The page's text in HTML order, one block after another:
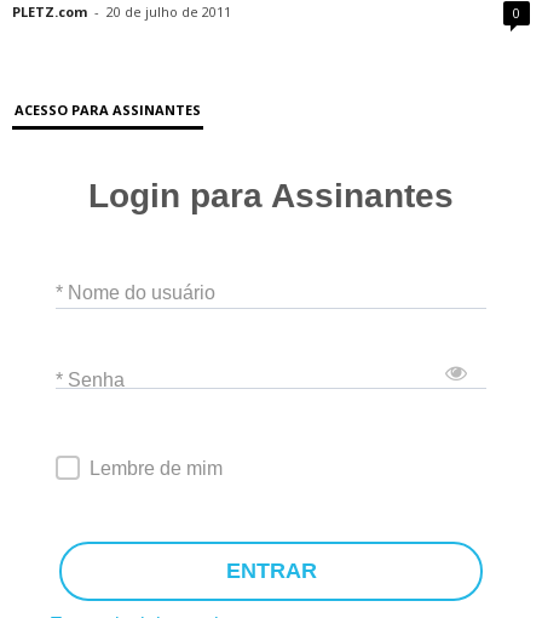
PLETZ.com - 20 de julho de 2011 0
ACESSO PARA ASSINANTES
Login para Assinantes
* Nome do usuário
* Senha
Lembre de mim
ENTRAR